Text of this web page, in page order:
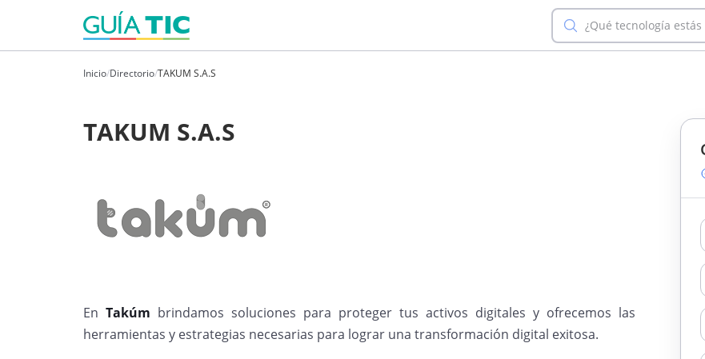
¿Qué tecnología
Inicio/Directorio/TAKUM S.A.S
TAKUM S.A.S
En Takúm brindamos soluciones para proteger tus activos digitales y ofrecemos las
herramientas y estrategias necesarias para lograr una transformación digital exitosa.